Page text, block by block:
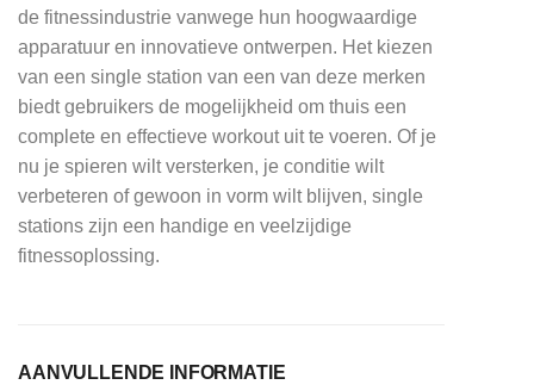
de fitnessindustrie vanwege hun hoogwaardige
apparatuur en innovatieve ontwerpen. Het kiezen
van een single station van een van deze merken
biedt gebruikers de mogelijkheid om thuis een
complete en effectieve workout uit te voeren. Of je
nu je spieren wilt versterken, je conditie wilt
verbeteren of gewoon in vorm wilt blijven, single
stations zijn een handige en veelzijdige
fitnessoplossing.
AANVULLENDE INFORMATIE